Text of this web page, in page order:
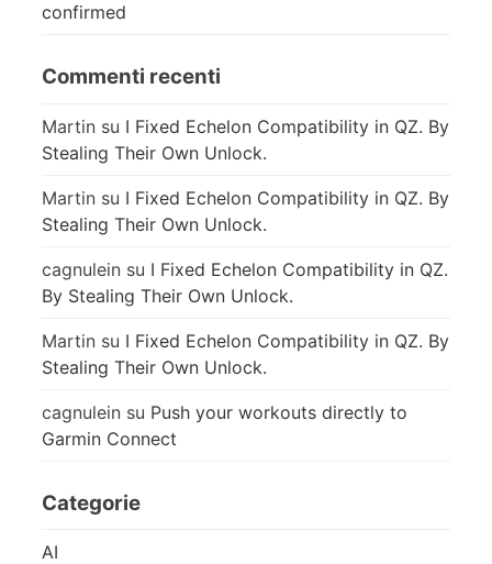
confirmed
Commenti recenti
Martin su I Fixed Echelon Compatibility in QZ. By
Stealing Their Own Unlock.
Martin su I Fixed Echelon Compatibility in QZ. By
Stealing Their Own Unlock.
cagnulein su I Fixed Echelon Compatibility in QZ.
By Stealing Their Own Unlock.
Martin su I Fixed Echelon Compatibility in QZ. By
Stealing Their Own Unlock.
cagnulein su Push your workouts directly to
Garmin Connect
Categorie
AI